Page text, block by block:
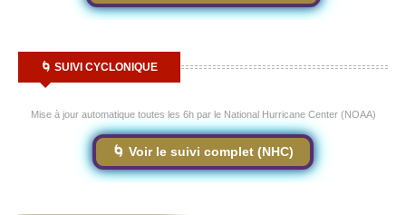
🌀 SUIVI CYCLONIQUE
Mise à jour automatique toutes les 6h par le National Hurricane Center (NOAA)
🌀 Voir le suivi complet (NHC)